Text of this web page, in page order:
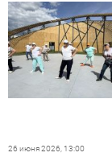
26 июня 2026, 13:00